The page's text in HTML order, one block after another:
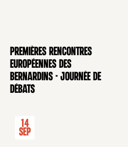
CONFÉRENCE
Premières rencontres
européennes des
Bernardins - Journée de
débats
14
Sep